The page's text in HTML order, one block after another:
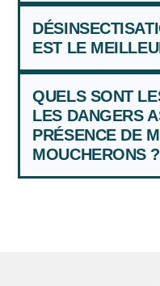
EST LE
QUELS SONT
LES DANGERS
PRÉSENCE DE
MOUCHERONS ?